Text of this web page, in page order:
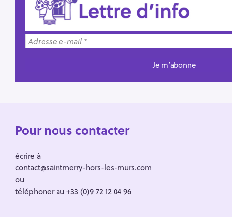
Pour nous contacter
écrire à
contact@saintmerry-hors-les-murs.com
ou
téléphoner au +33 (0)9 72 12 04 96